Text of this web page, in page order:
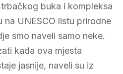
buka i kompleksa
na UNESCO listu prirodne
smo naveli samo neke.
kada ova mjesta
jasnije, naveli su iz